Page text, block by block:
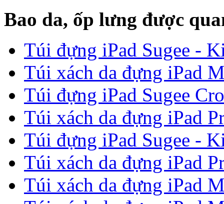
Bao da, ốp lưng được
Túi đựng iPad Sugee -
Túi xách da đựng iPad
Túi đựng iPad Sugee
Túi xách da đựng iPad
Túi đựng iPad Sugee -
Túi xách da đựng iPad
Túi xách da đựng iPad